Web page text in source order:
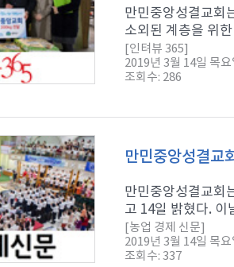
만민중앙성결교회
소외된 계층을 위
[인텨뷰 365]
2019년 3월 14일 목요
조회수: 286
만민중앙성결교
만민중앙성결교회
고 14일 밝혔다. 이
[농업 경제 신문]
2019년 3월 14일 목요
조회수: 337